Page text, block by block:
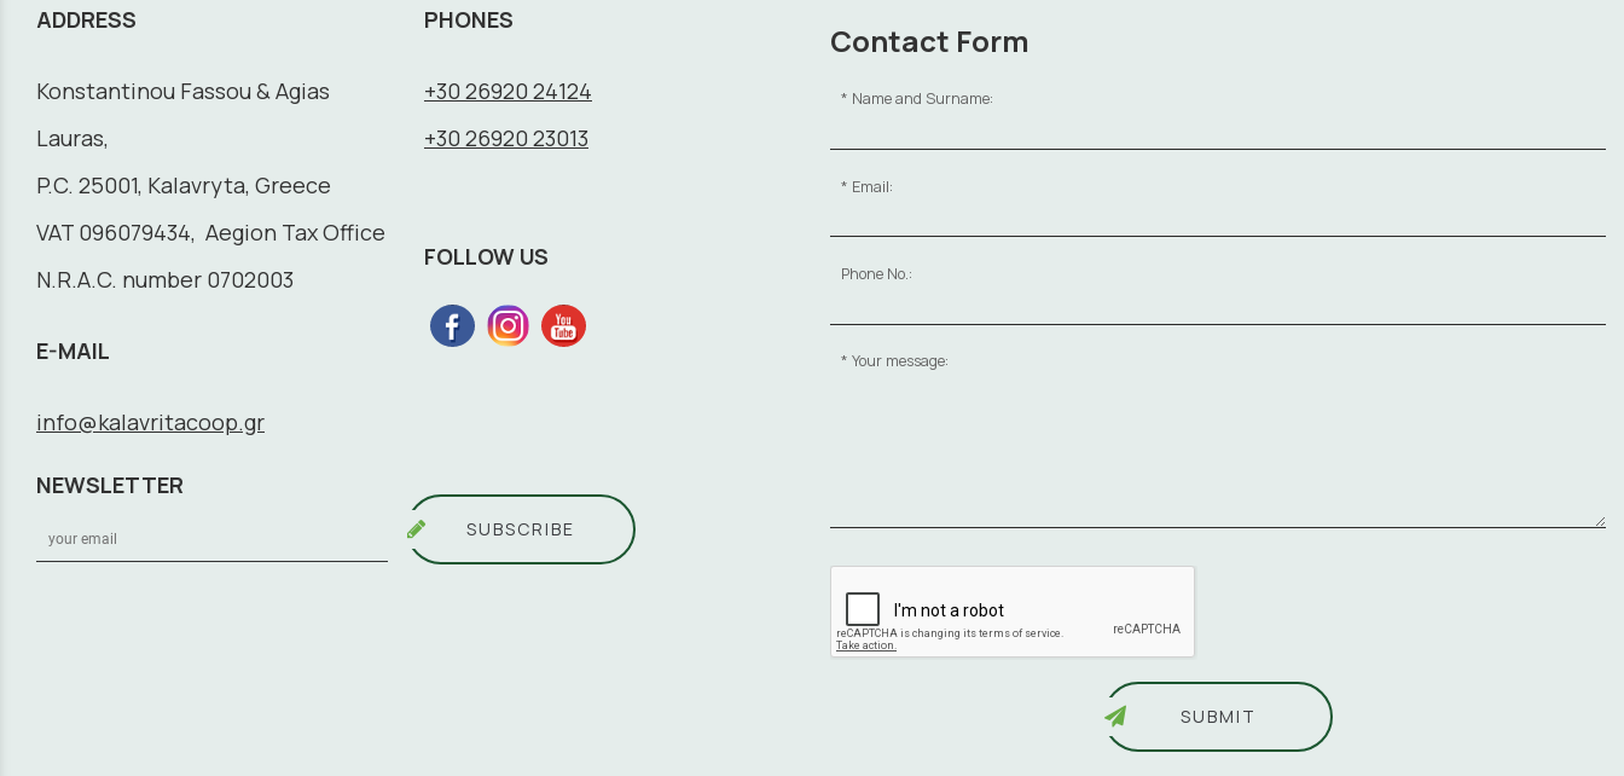
ADDRESS
Konstantinou Fassou & Agias
Lauras,
P.C. 25001, Kalavryta, Greece
VAT 096079434, Aegion Tax Office
N.R.A.C. number 0702003
E-MAIL
info@kalavritacoop.gr
PHONES
+30 26920 24124
+30 26920 23013
FOLLOW US
NEWSLETTER
SUBSCRIBE
Contact Form
Name and Surname:
Email:
Phone No.:
Your message:
SUBMIT